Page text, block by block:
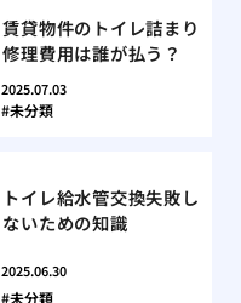
賃貸物件のトイレ詰まり
修理費用は誰が払う？
2025.07.03
未分類
トイレ給水管交換失敗し
ないための知識
2025.06.30
未分類